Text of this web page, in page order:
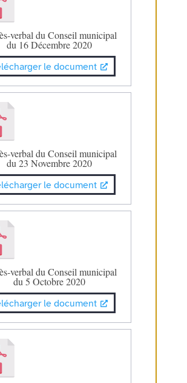
verbal du Conseil municipal
du 16 Décembre 2020
le document
verbal du Conseil municipal
du 23 Novembre 2020
le document
verbal du Conseil municipal
du 5 Octobre 2020
le document